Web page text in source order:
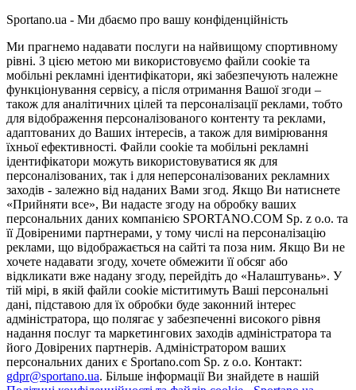
Sportano.ua - Ми дбаємо про вашу конфіденційність
Ми прагнемо надавати послуги на найвищому спортивному
рівні. З цією метою ми використовуємо файли cookie та
мобільні рекламні ідентифікатори, які забезпечують належне
функціонування сервісу, а після отримання Вашої згоди –
також для аналітичних цілей та персоналізації реклами, тобто
для відображення персоналізованого контенту та реклами,
адаптованих до Ваших інтересів, а також для вимірювання
їхньої ефективності. Файли cookie та мобільні рекламні
ідентифікатори можуть використовуватися як для
персоналізованих, так і для неперсоналізованих рекламних
заходів - залежно від наданих Вами згод. Якщо Ви натиснете
«Прийняти все», Ви надасте згоду на обробку ваших
персональних даних компанією SPORTANO.COM Sp. z o.o. та
її Довіреними партнерами, у тому числі на персоналізацію
реклами, що відображається на сайті та поза ним. Якщо Ви не
хочете надавати згоду, хочете обмежити її обсяг або
відкликати вже надану згоду, перейдіть до «Налаштувань». У
тій мірі, в якій файли cookie міститимуть Ваші персональні
дані, підставою для їх обробки буде законний інтерес
адміністратора, що полягає у забезпеченні високого рівня
надання послуг та маркетингових заходів адміністратора та
його Довірених партнерів. Адміністратором ваших
персональних даних є Sportano.com Sp. z o.o. Контакт:
gdpr@sportano.ua. Більше інформації Ви знайдете в нашій